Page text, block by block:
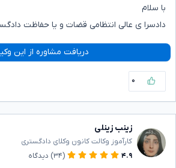
با سلام
دادسرا ی عالی انتظامی قضات و یا حفاظت
دریافت مشاوره از این
۰
زینب زینلی
کارآموز وکالت کانون وکلای دادگستری
۴.۹
(۳۴) دیدگاه